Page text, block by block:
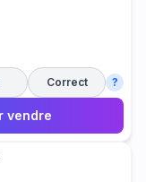
Correct ?
vendre